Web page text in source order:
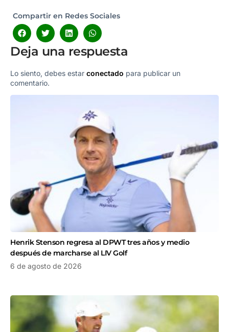
Compartir en Redes Sociales
Deja una respuesta
Lo siento, debes estar conectado para publicar un
comentario.
Henrik Stenson regresa al DPWT tres años y medio
después de marcharse al LIV Golf
6 de agosto de 2026